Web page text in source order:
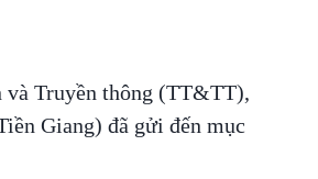
và Truyền thông (TT&TT),
Giang) đã gửi đến mục